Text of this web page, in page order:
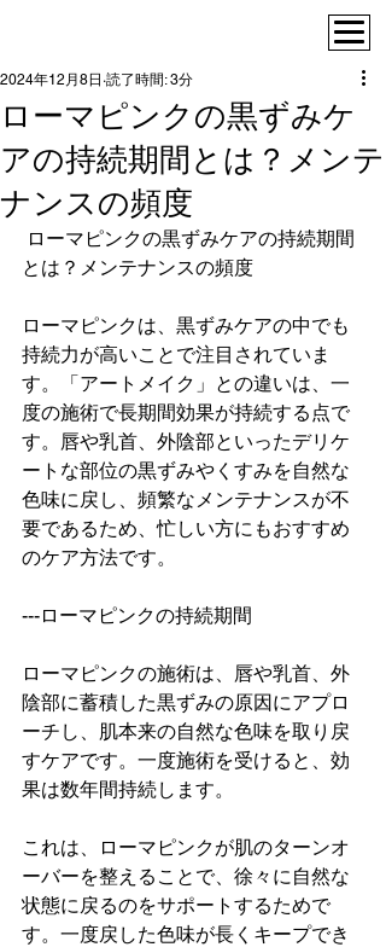
ローマピンクの黒ずみケ
アの持続期間とは？メンテ
ナンスの頻度
2024年12月8日 読了時間: 3分
ローマピンクの黒ずみケアの持続期間
とは？メンテナンスの頻度
ローマピンクは、黒ずみケアの中でも
持続力が高いことで注目されていま
す。「アートメイク」との違いは、一
度の施術で長期間効果が持続する点で
す。唇や乳首、外陰部といったデリケ
ートな部位の黒ずみやくすみを自然な
色味に戻し、頻繁なメンテナンスが不
要であるため、忙しい方にもおすすめ
のケア方法です。
---ローマピンクの持続期間
ローマピンクの施術は、唇や乳首、外
陰部に蓄積した黒ずみの原因にアプロ
ーチし、肌本来の自然な色味を取り戻
すケアです。一度施術を受けると、効
果は数年間持続します。
これは、ローマピンクが肌のターンオ
ーバーを整えることで、徐々に自然な
状態に戻るのをサポートするためで
す。一度戻した色味が長くキープでき